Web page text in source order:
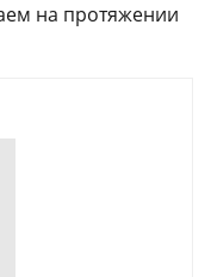
на протяжении